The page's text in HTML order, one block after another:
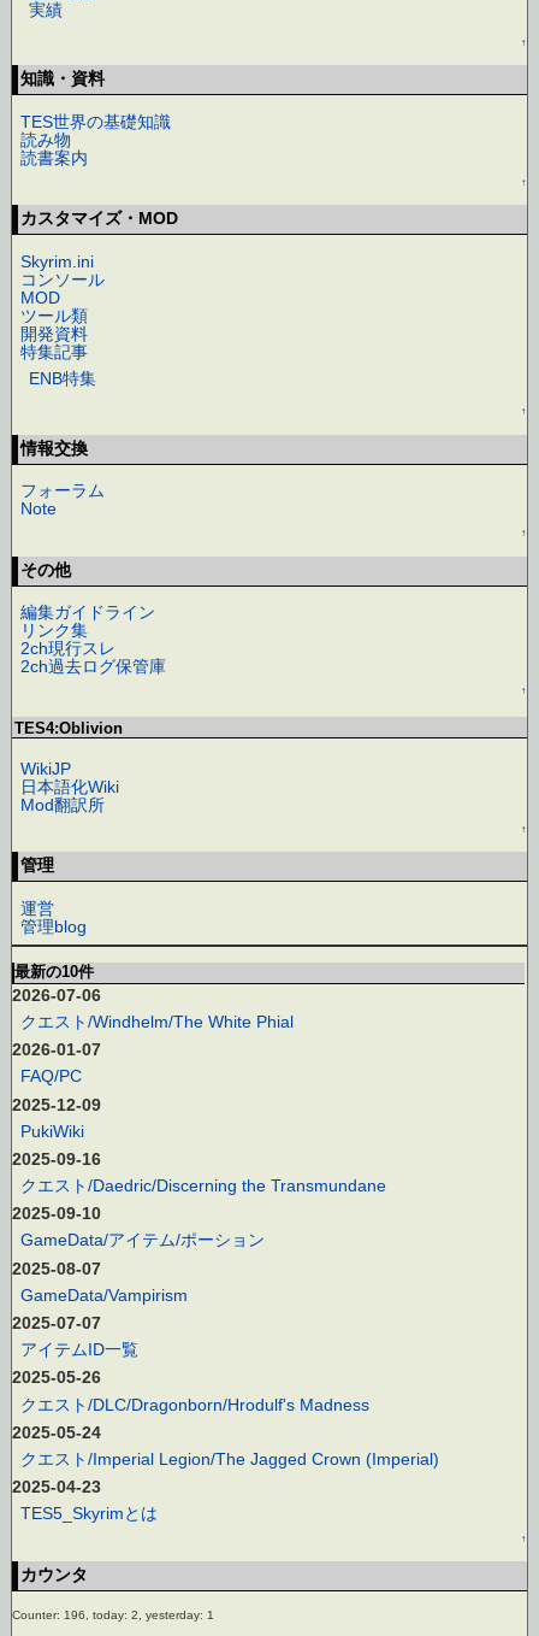
実績
↑
知識・資料
TES世界の基礎知識
読み物
読書案内
↑
カスタマイズ・MOD
Skyrim.ini
コンソール
MOD
ツール類
開発資料
特集記事
ENB特集
↑
情報交換
フォーラム
Note
↑
その他
編集ガイドライン
リンク集
2ch現行スレ
2ch過去ログ保管庫
↑
TES4:Oblivion
WikiJP
日本語化Wiki
Mod翻訳所
↑
管理
運営
管理blog
最新の10件
2026-07-06
クエスト/Windhelm/The White Phial
2026-01-07
FAQ/PC
2025-12-09
PukiWiki
2025-09-16
クエスト/Daedric/Discerning the Transmundane
2025-09-10
GameData/アイテム/ポーション
2025-08-07
GameData/Vampirism
2025-07-07
アイテムID一覧
2025-05-26
クエスト/DLC/Dragonborn/Hrodulf's Madness
2025-05-24
クエスト/Imperial Legion/The Jagged Crown (Imperial)
2025-04-23
TES5_Skyrimとは
↑
カウンタ
Counter: 196, today: 2, yesterday: 1